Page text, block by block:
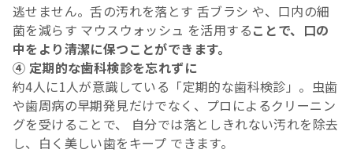
逃せません。舌の汚れを落とす 舌ブラシ や、口内の細
菌を減らす マウスウォッシュ を活用することで、口の
中をより清潔に保つことができます。
④ 定期的な歯科検診を忘れずに
約4人に1人が意識している「定期的な歯科検診」。虫歯
や歯周病の早期発見だけでなく、プロによるクリーニン
グを受けることで、 自分では落としきれない汚れを除去
し、白く美しい歯をキープ できます。